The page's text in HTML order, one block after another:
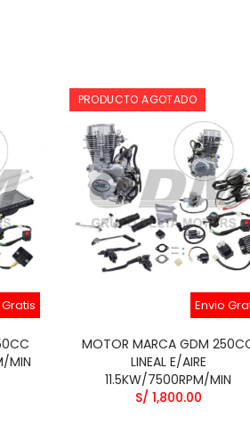
MIN
PRODUCTO AGOTADO
Envio
MOTOR MARCA GDM
LINEAL E/AIRE
11.5KW/7500RPM/MIN
S/ 1,800.00